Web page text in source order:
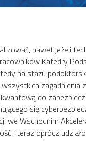
nawet jeżeli
Katedry
na stażu
do
się
Wschodnim
i teraz oprócz